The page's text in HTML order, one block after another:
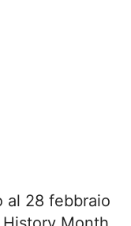
al 28 febbraio